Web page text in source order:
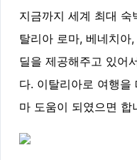
지금까지 세계 최대 숙
탈리아 로마, 베네치아
딜을 제공해주고 있어
다. 이탈리아로 여행을
마 도움이 되였으면 합